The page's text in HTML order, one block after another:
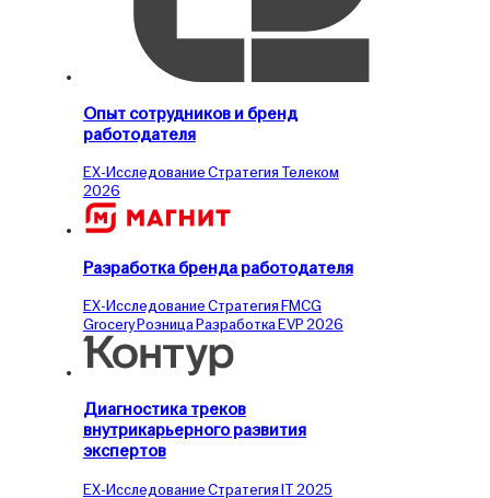
Опыт сотрудников и бренд
работодателя
EX-ИсследованиеСтратегия Телеком
2026
Разработка бренда работодателя
EX-ИсследованиеСтратегияFMCG
GroceryРозницаРазработка EVP2026
Диагностика треков
внутрикарьерного развития
экспертов
EX-ИсследованиеСтратегияIT2025